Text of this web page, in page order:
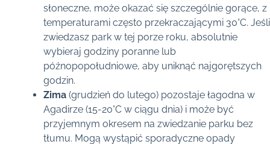
słoneczne, może okazać się szczególnie gorące, z
temperaturami często przekraczającymi 30°C. Jeśli
zwiedzasz park w tej porze roku, absolutnie
wybieraj godziny poranne lub
późnopopołudniowe, aby uniknąć najgorętszych
godzin.
Zima(grudzień do lutego) pozostaje łagodna w
Agadirze (15-20°C w ciągu dnia) i może być
przyjemnym okresem na zwiedzanie parku bez
tłumu. Mogą wystąpić sporadyczne opady